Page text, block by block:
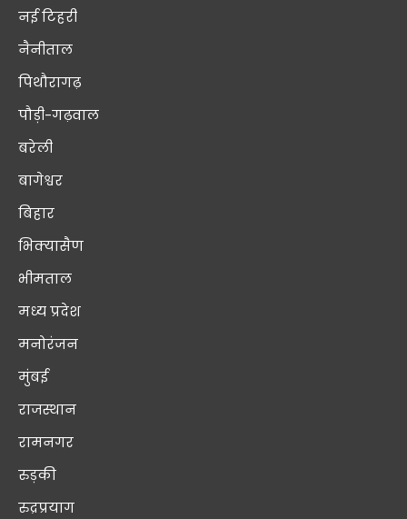
नई टिहरी
नैनीताल
पिथौरागढ़
पौड़ी-गढ़वाल
बरेली
बागेश्वर
बिहार
भिक्यासैण
भीमताल
मध्य प्रदेश
मनोरंजन
मुंबई
राजस्थान
रामनगर
रुड़की
रुद्रप्रयाग